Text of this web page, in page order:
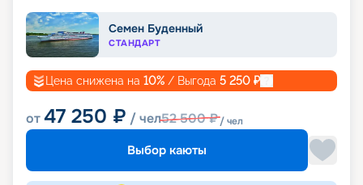
Семен Буденный
СТАНДАРТ
Цена снижена на 10% / Выгода 5 250 ₽
от47 250 ₽ / чел52 500₽/ чел
Выбор каюты